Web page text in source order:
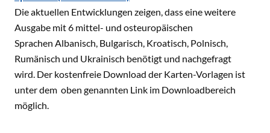
Die aktuellen Entwicklungen zeigen, dass eine weitere
Ausgabe mit 6 mittel- und osteuropäischen
Sprachen Albanisch, Bulgarisch, Kroatisch, Polnisch,
Rumänisch und Ukrainisch benötigt und nachgefragt
wird. Der kostenfreie Download der Karten-Vorlagen ist
unter dem oben genannten Link im Downloadbereich
möglich.